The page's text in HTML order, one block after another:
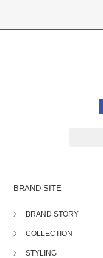
BRAND SITE
BRAND STORY
COLLECTION
STYLING